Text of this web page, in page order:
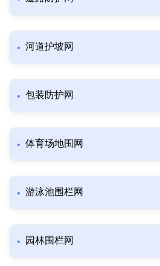
河道护坡网
包装防护网
体育场地围网
游泳池围栏网
园林围栏网